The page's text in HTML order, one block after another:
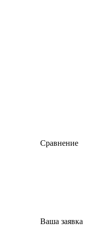
Сравнение
Ваша заявка